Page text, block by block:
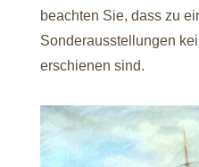
beachten Sie, dass zu
Sonderausstellungen
erschienen sind.